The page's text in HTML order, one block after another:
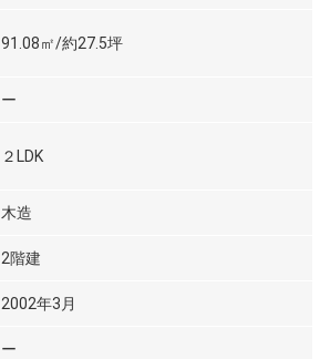
91.08㎡/約27.5坪
ー
２LDK
木造
2階建
2002年3月
ー